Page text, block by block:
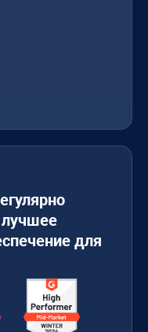
лучшее
для